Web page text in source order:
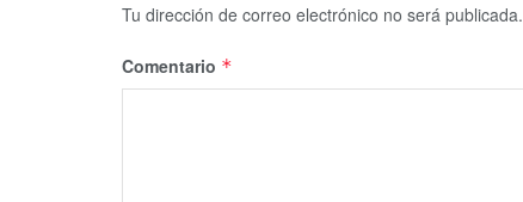
Tu dirección de correo electrónico no será publicada.
Comentario *